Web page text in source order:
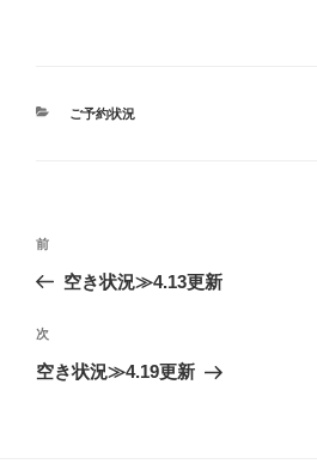
カ
ご予約状況
投
ビ
ゲ
前
の
稿
前
空き状況≫4.13更新
次
の
次
空き状況≫4.19更新